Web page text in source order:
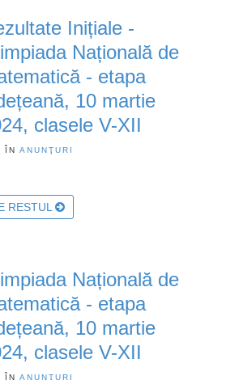
Inițiale -
Națională de
- etapa
10 martie
clasele V-XII
ÎN ANUNŢURI
RESTUL
Națională de
- etapa
10 martie
clasele V-XII
ÎN ANUNŢURI